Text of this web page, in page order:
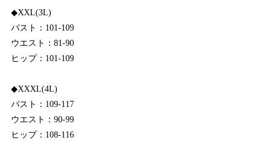
◆XXL(3L)
バスト：101-109
ウエスト：81-90
ヒップ：101-109
◆XXXL(4L)
バスト：109-117
ウエスト：90-99
ヒップ：108-116